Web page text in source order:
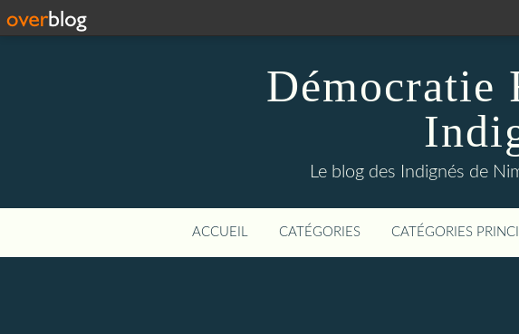
Démocratie
Le blog des Indignés de
ACCUEIL CATÉGORIES CATÉGORIES